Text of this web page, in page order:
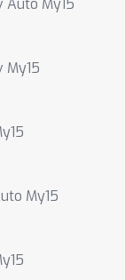
Auto My15
My15
My15